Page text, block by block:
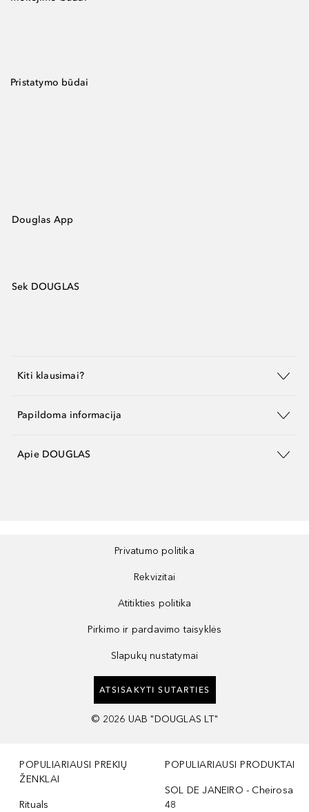
Pristatymo būdai
Douglas App
Sek DOUGLAS
Kiti klausimai?
Papildoma informacija
Apie DOUGLAS
Privatumo politika
Rekvizitai
Atitikties politika
Pirkimo ir pardavimo taisyklės
Slapukų nustatymai
ATSISAKYTI SUTARTIES
© 2026 UAB "DOUGLAS LT"
POPULIARIAUSI PREKIŲ
ŽENKLAI
Rituals
POPULIARIAUSI PRODUKTAI
SOL DE JANEIRO - Cheirosa
48